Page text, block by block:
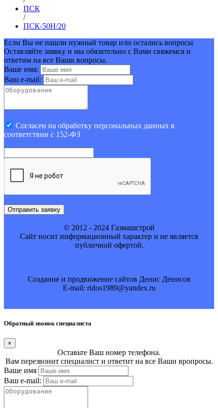
ПСК
/
ПСК-50Н/20
Если Вы не нашли нужный товар или остались вопросы
Оставляйте заявку и мы обязательно с Вами свяжемся и
ответим на все Ваши вопросы.
Ваше имя:
Ваш e-mail:
Cогласен на обработку персональных данных в
соответствии с 152-ФЗ
Отправить заявку
© 2012 - 2024 Газмашстрой
Cайт носит информационный характер и не является
публичной офертой.
Создание и продвижение сайтов Денис Денисов
E-mail: ridos1989@yandex.ru
Обратный звонок специалиста
×
Оставьте Ваш номер телефона.
Вам перезвонит специалист и ответит на все Ваши вропросы.
Ваше имя
Ваш e-mail: